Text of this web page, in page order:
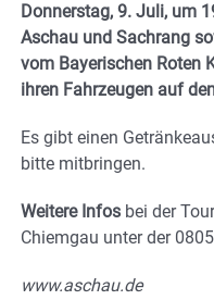
Donnerstag, 9. Juli, um
Aschau und Sachrang
vom Bayerischen Roten
ihren Fahrzeugen auf
Es gibt einen
bitte mitbringen.
Weitere Infos bei der
Chiemgau unter der
www.aschau.de